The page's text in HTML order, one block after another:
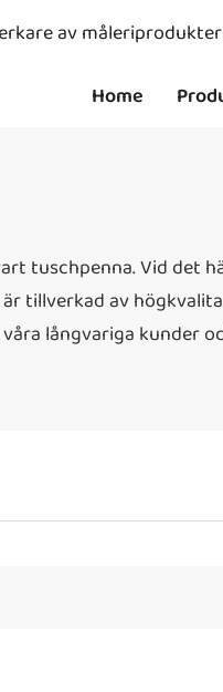
av
Home
tuschpenna. Vid det
är tillverkad av
långvariga kunder